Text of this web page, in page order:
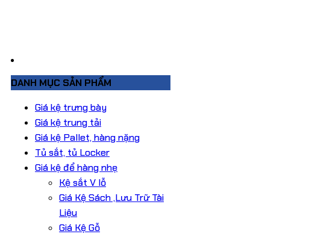
DANH MỤC SẢN PHẨM
Giá kệ trưng bày
Giá kệ trung tải
Giá kệ Pallet, hàng nặng
Tủ sắt, tủ Locker
Giá kệ để hàng nhẹ
Kệ sắt V lỗ
Giá Kệ Sách ,Lưu Trữ Tài
Liệu
Giá Kệ Gỗ